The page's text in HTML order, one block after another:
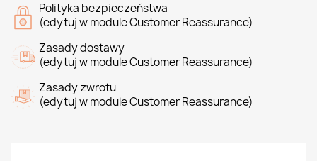
Polityka bezpieczeństwa
(edytuj w module Customer Reassurance)
Zasady dostawy
(edytuj w module Customer Reassurance)
Zasady zwrotu
(edytuj w module Customer Reassurance)